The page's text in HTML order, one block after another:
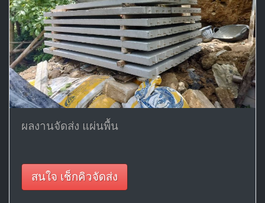
ผลงานจัดส่ง แผ่นพื้น
สนใจ เช็กคิวจัดส่ง